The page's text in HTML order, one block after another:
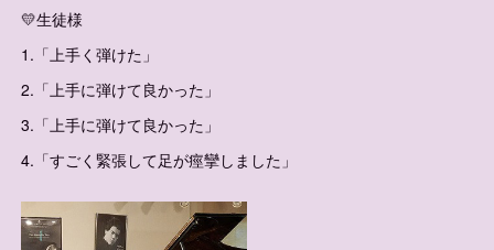
💛生徒様
1.「上手く弾けた」
2.「上手に弾けて良かった」
3.「上手に弾けて良かった」
4.「すごく緊張して足が痙攣しました」